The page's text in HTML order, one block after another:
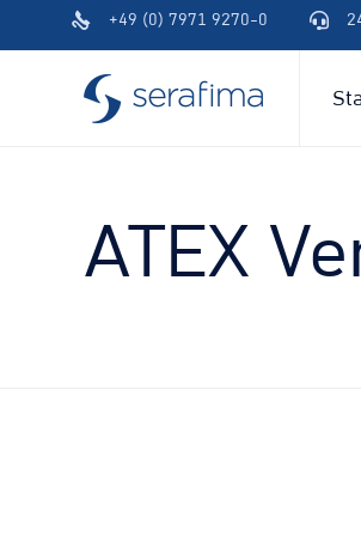
(+49)
791
94600-
+49 (0) 7971 9270-0
(+49)
791
ATEX